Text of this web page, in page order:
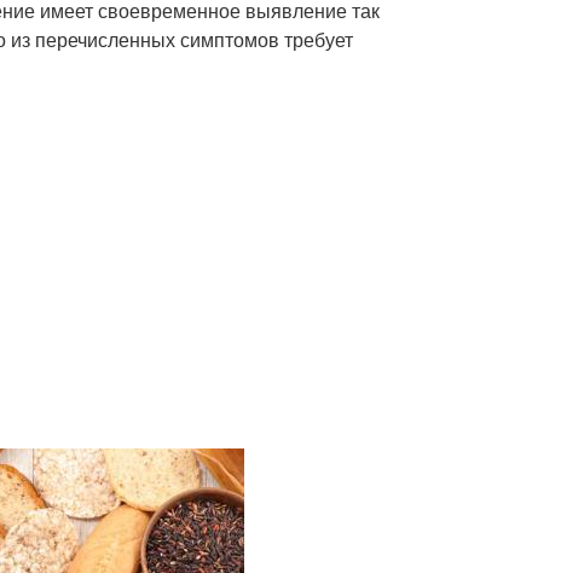
имеет своевременное выявление так
перечисленных симптомов требует